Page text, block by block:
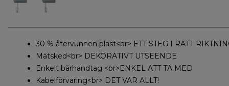
30 % återvunnen plast<br> ETT STEG I RÄTT
Mätsked<br> DEKORATIVT UTSEENDE
Enkelt bärhandtag <br>ENKEL ATT TA MED
Kabelförvaring<br> DET VAR ALLT!